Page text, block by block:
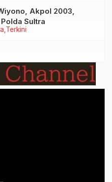
Terkini
Akpol 2003,
Sultra